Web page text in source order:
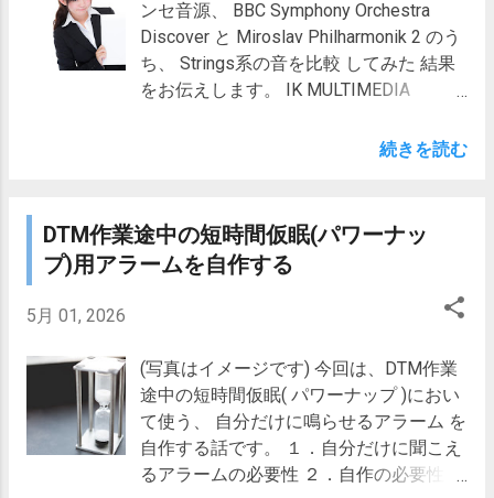
この感覚は妥当か？ どれぐらい異なっているのか？ を
確認するため、詳細にカーブパターンを比べてみること
にしました。 １．カーブパターンの種類 ２．カーブパ
ターンの比較 ２－１．比較条件 ２－２．ACID Pro 8の
ACID Pro 8の「スムーズ フェード」とREAPERの「緩や
8の「低速フェード」とREAPERの「終わりが急なカー
ブ」 ３．最後に １．カーブパターンの種類 2つのDAW
ソフトとも、カーブパターンは複数種類あります。
(ACID Pro 8) リニアフェード 高速フェード 低速フェー
(REAPER) 直線 水平線 緩やかな...
ンセ音源、 BBC Symphony Orchestra
Discover と Miroslav Philharmonik 2 のう
ち、 Strings系の音を比較 してみた 結果
をお伝えします。 IK MULTIMEDIA
ード版 安心の日本正規品！ posted with
7net au PAY マーケット(Wowma!) サウン
ドハウス IK Multimedia/Miroslav
Philharmonik 2 Upgrade【ダウンロード
版】【オンライン納品】 posted with カ
ング 7net au PAY マーケット(Wowma!) サ
ウンドハウス 私は元々、Miroslav
Philharmonik 2を持っていましたが、パワ
フルさに欠ける印象も少しあり、BBC
Symphony Orchestra Discoverを入手して
みました。 しかし、詳細な音の比較はし
続きを読む
DTM作業途中の短時間仮眠(パワーナッ
プ)用アラームを自作する
5月 01, 2026
(写真はイメージです) 今回は、DTM作業
途中の短時間仮眠( パワーナップ )におい
て使う、 自分だけに鳴らせるアラーム を
自作する話です。 １．自分だけに聞こえ
るアラームの必要性 ２．自作の必要性